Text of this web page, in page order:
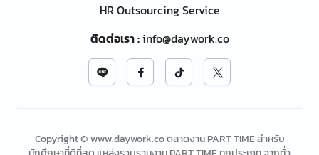
HR Outsourcing Service
ติดต่อเรา:info@daywork.co
Copyright © www.daywork.co ตลาดงาน PART TIME สำหรับ